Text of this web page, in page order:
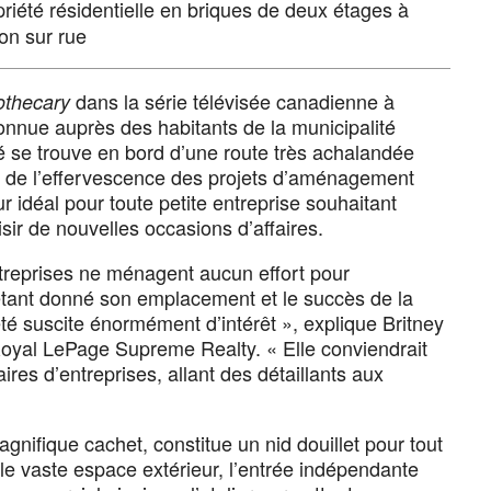
résidentielle en briques de deux étages à
sur rue
dans la série télévisée canadienne à
auprès des habitants de la municipalité
trouve en bord d’une route très achalandée
l’effervescence des projets d’aménagement
idéal pour toute petite entreprise souhaitant
de nouvelles occasions d’affaires.
ne ménagent aucun effort pour
donné son emplacement et le succès de la
suscite énormément d’intérêt », explique Britney
LePage Supreme Realty. « Elle conviendrait
d’entreprises, allant des détaillants aux
cachet, constitue un nid douillet pour tout
vaste espace extérieur, l’entrée indépendante